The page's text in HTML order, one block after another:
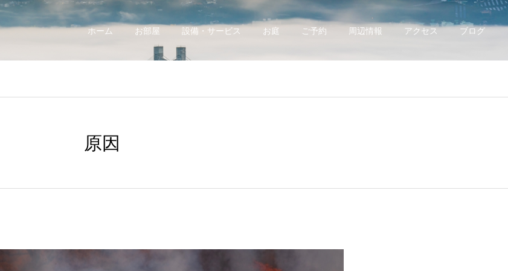
ホーム お部屋 設備・サービス お庭 ご予約 周辺情報 アクセス ブログ
原因